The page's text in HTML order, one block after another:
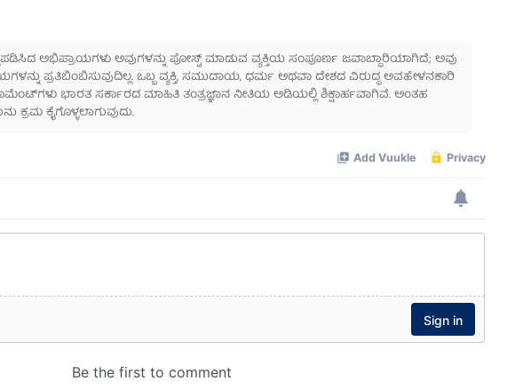
ಅಭಿಪ್ರಾಯಗಳು ಅವುಗಳನ್ನು ಪೋಸ್ಟ್ ಮಾಡುವ ವ್ಯಕ್ತಿಯ ಸಂಪೂರ್ಣ ಜವಾಬ್ದಾರಿಯಾಗಿದೆ; ಅವು
ಪ್ರತಿಬಿಂಬಿಸುವುದಿಲ್ಲ. ಒಬ್ಬ ವ್ಯಕ್ತಿ, ಸಮುದಾಯ, ಧರ್ಮ ಅಥವಾ ದೇಶದ ವಿರುದ್ಧ ಅವಹೇಳನಕಾರಿ
ಭಾರತ ಸರ್ಕಾರದ ಮಾಹಿತಿ ತಂತ್ರಜ್ಞಾನ ನೀತಿಯ ಅಡಿಯಲ್ಲಿ ಶಿಕ್ಷಾರ್ಹವಾಗಿವೆ. ಅಂತಹ
ಕ್ರಮ ಕೈಗೊಳ್ಳಲಾಗುವುದು.